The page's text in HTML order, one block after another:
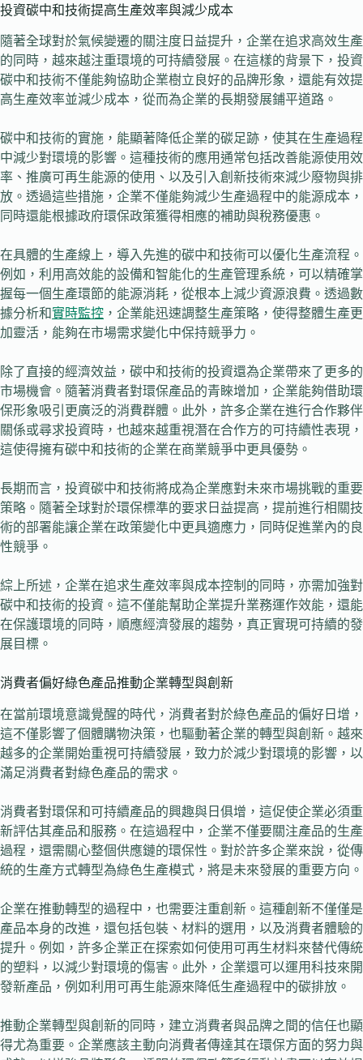
投資碳中和技術提高生產效率與減少成本
隨著全球對於氣候變遷的關注度日益提升，企業在追求高效生產
的同時，越來越注重環境的可持續發展。在這樣的背景下，投資
碳中和技術不僅能夠協助企業樹立良好的品牌形象，還能有效提
高生產效率並減少成本，從而為企業的長期發展鋪平道路。
碳中和技術的實施，能顯著降低企業的碳足跡，使其在生產過程
中減少對環境的影響。這種技術的應用通常包括改善能源使用效
率、推廣可再生能源的使用、以及引入創新技術來減少廢物與排
放。透過這些措施，企業不僅能夠減少生產過程中的能源成本，
同時還能根據政府環保政策獲得相應的補助與稅務優惠。
在具體的生產線上，導入先進的碳中和技術可以優化生產流程。
例如，利用高效能的設備和智能化的生產管理系統，可以精確掌
握每一個生產環節的能源消耗，從根本上減少資源浪費。透過數
據分析和實時監控 ，企業能迅速調整生產策略，使得整體生產更
加靈活，能夠在市場需求變化中保持競爭力。
除了直接的經濟效益，碳中和技術的投資還為企業帶來了更多的
市場機會。隨著消費者對環保產品的青睞增加，企業能夠借助環
保形象吸引更廣泛的消費群體。此外，許多企業在進行合作夥伴
關係或尋求投資時，也越來越重視潛在合作方的可持續性表現，
這使得擁有碳中和技術的企業在商業競爭中更具優勢。
長期而言，投資碳中和技術將成為企業應對未來市場挑戰的重要
策略。隨著全球對於環保標準的要求日益提高，提前進行相關技
術的部署能讓企業在政策變化中更具適應力，同時促進業內的良
性競爭。
綜上所述，企業在追求生產效率與成本控制的同時，亦需加強對
碳中和技術的投資。這不僅能幫助企業提升業務運作效能，還能
在保護環境的同時，順應經濟發展的趨勢，真正實現可持續的發
展目標。
消費者偏好綠色產品推動企業轉型與創新
在當前環境意識覺醒的時代，消費者對於綠色產品的偏好日增，
這不僅影響了個體購物決策，也驅動著企業的轉型與創新。越來
越多的企業開始重視可持續發展，致力於減少對環境的影響，以
滿足消費者對綠色產品的需求。
消費者對環保和可持續產品的興趣與日俱增，這促使企業必須重
新評估其產品和服務。在這過程中，企業不僅要關注產品的生產
過程，還需關心整個供應鏈的環保性。對於許多企業來說，從傳
統的生產方式轉型為綠色生產模式，將是未來發展的重要方向。
企業在推動轉型的過程中，也需要注重創新。這種創新不僅僅是
產品本身的改進，還包括包裝、材料的選用，以及消費者體驗的
提升。例如，許多企業正在探索如何使用可再生材料來替代傳統
的塑料，以減少對環境的傷害。此外，企業還可以運用科技來開
發新產品，例如利用可再生能源來降低生產過程中的碳排放。
推動企業轉型與創新的同時，建立消費者與品牌之間的信任也顯
得尤為重要。企業應該主動向消費者傳達其在環保方面的努力與